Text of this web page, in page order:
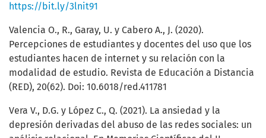
https://bit.ly/3lnit91
Valencia O., R., Garay, U. y Cabero A., J. (2020).
Percepciones de estudiantes y docentes del uso que los
estudiantes hacen de internet y su relación con la
modalidad de estudio. Revista de Educación a Distancia
(RED), 20(62). Doi: 10.6018/red.411781
Vera V., D.G. y López C., Q. (2021). La ansiedad y la
depresión derivadas del abuso de las redes sociales: un